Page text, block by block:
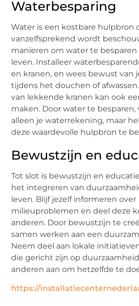
Waterbesparing
Water is een kostbare hulpbron
vanzelfsprekend wordt
manieren om water te besparen
leven. Installeer
en kranen, en wees bewust van
tijdens het douchen of
van lekkende kranen kan ook
maken. Door water te besparen,
alleen je waterrekening, maar
deze waardevolle hulpbron te
Bewustzijn en
Tot slot is bewustzijn en
het integreren van
leven. Blijf jezelf informeren over
milieuproblemen en deel deze
anderen. Door bewustzijn te
samen werken aan een
Neem deel aan lokale
die gericht zijn op
anderen aan om hetzelfde te
https://